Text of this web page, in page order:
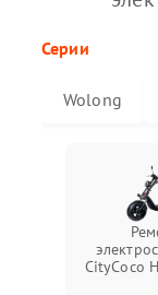
Серии
Wolong
CityCoco